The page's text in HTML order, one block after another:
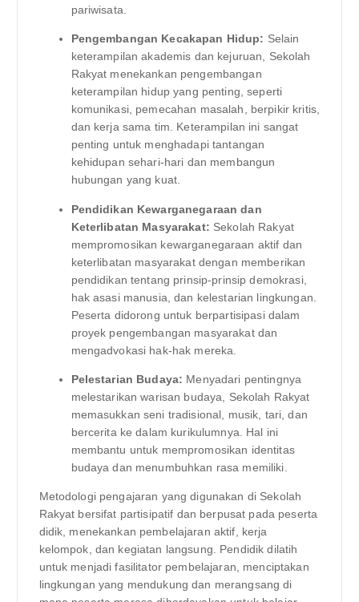
pariwisata.
Pengembangan Kecakapan Hidup: Selain
keterampilan akademis dan kejuruan, Sekolah
Rakyat menekankan pengembangan
keterampilan hidup yang penting, seperti
komunikasi, pemecahan masalah, berpikir kritis,
dan kerja sama tim. Keterampilan ini sangat
penting untuk menghadapi tantangan
kehidupan sehari-hari dan membangun
hubungan yang kuat.
Pendidikan Kewarganegaraan dan
Keterlibatan Masyarakat: Sekolah Rakyat
mempromosikan kewarganegaraan aktif dan
keterlibatan masyarakat dengan memberikan
pendidikan tentang prinsip-prinsip demokrasi,
hak asasi manusia, dan kelestarian lingkungan.
Peserta didorong untuk berpartisipasi dalam
proyek pengembangan masyarakat dan
mengadvokasi hak-hak mereka.
Pelestarian Budaya: Menyadari pentingnya
melestarikan warisan budaya, Sekolah Rakyat
memasukkan seni tradisional, musik, tari, dan
bercerita ke dalam kurikulumnya. Hal ini
membantu untuk mempromosikan identitas
budaya dan menumbuhkan rasa memiliki.
Metodologi pengajaran yang digunakan di Sekolah
Rakyat bersifat partisipatif dan berpusat pada peserta
didik, menekankan pembelajaran aktif, kerja
kelompok, dan kegiatan langsung. Pendidik dilatih
untuk menjadi fasilitator pembelajaran, menciptakan
lingkungan yang mendukung dan merangsang di